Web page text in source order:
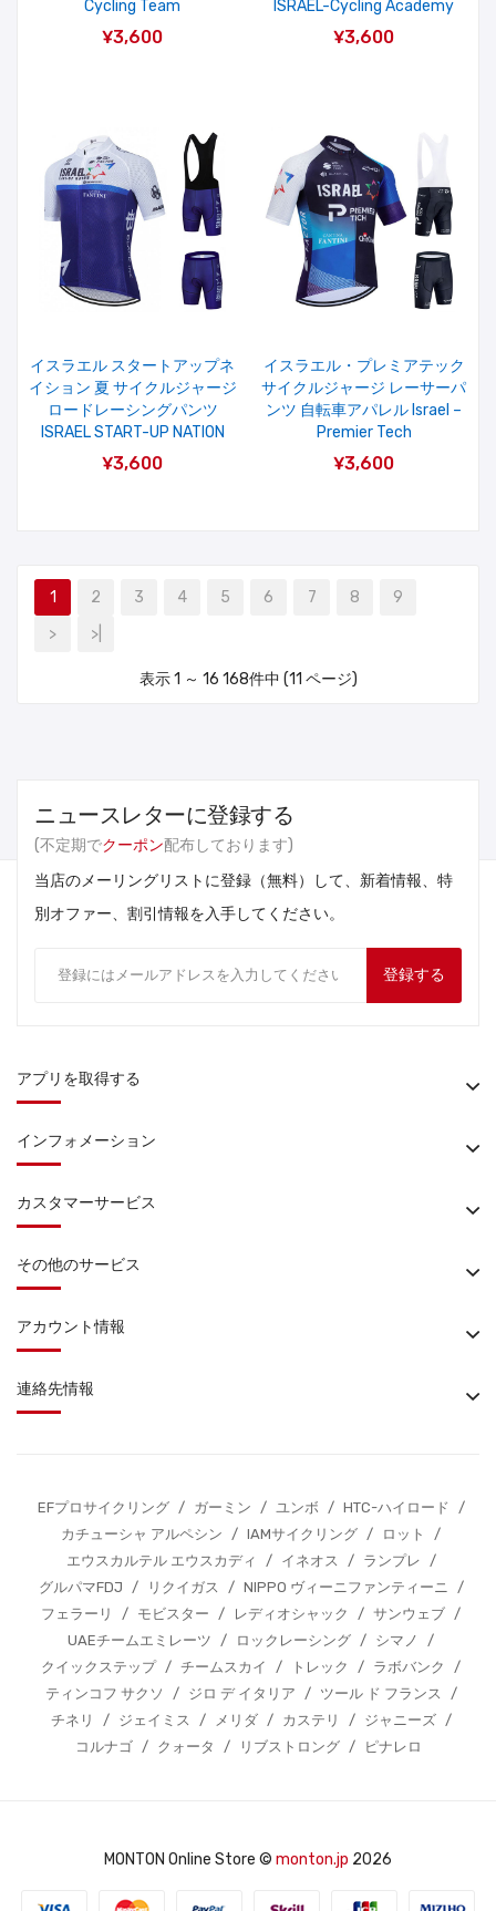
Cycling Team
¥3,600
ISRAEL-Cycling Academy
¥3,600
イスラエル スタートアップネ
イション 夏 サイクルジャージ
ロードレーシングパンツ
ISRAEL START-UP NATION
¥3,600
イスラエル・プレミアテック
サイクルジャージ レーサーパ
ンツ 自転車アパレル Israel –
Premier Tech
¥3,600
1 2 3 4 5 6 7 8
9
>
>|
表示 1 ～ 16 168件中 (11 ページ)
ニュースレターに登録する
(不定期でクーポン配布しております)
当店のメーリングリストに登録（無料）して、新着情報、特
別オファー、割引情報を入手してください。
登録する
アプリを取得する
インフォメーション
カスタマーサービス
その他のサービス
アカウント情報
連絡先情報
EFプロサイクリング / ガーミン / ユンボ / HTC-ハイロード
/
カチューシャ アルペシン
/ IAMサイクリング / ロット
/
エウスカルテル エウスカディ
/ イネオス / ランプレ
/
グルパマFDJ
/ リクイガス / NIPPO ヴィーニファンティーニ
/
フェラーリ
/ モビスター / レディオシャック / サンウェブ /
UAEチームエミレーツ
/ ロックレーシング / シマノ
/
クイックステップ / チームスカイ / トレック / ラボバンク
/
ティンコフ サクソ
/ ジロ デ イタリア / ツール ド フランス
/
チネリ
/ ジェイミス / メリダ / カステリ / ジャニーズ
/
コルナゴ
/ クォータ / リブストロング / ピナレロ
MONTON Online Store © monton.jp 2026